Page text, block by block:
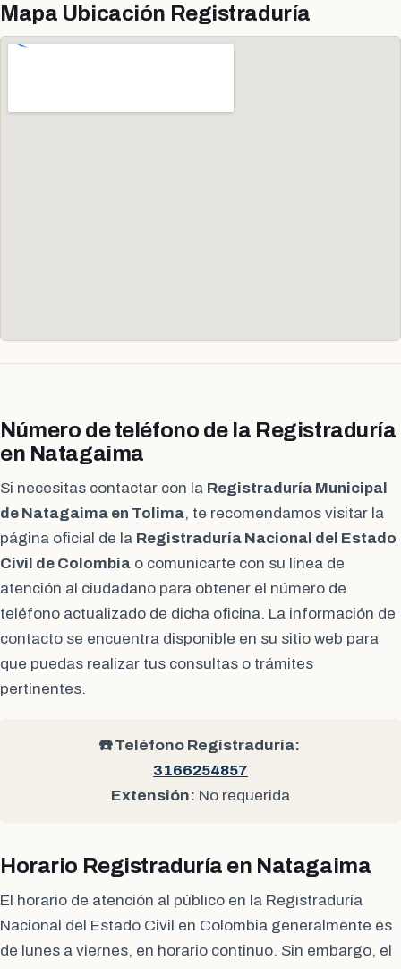
Mapa Ubicación Registraduría
Número de teléfono de la Registraduría
en Natagaima
Si necesitas contactar con la Registraduría Municipal
de Natagaima en Tolima, te recomendamos visitar la
página oficial de la Registraduría Nacional del Estado
Civil de Colombia o comunicarte con su línea de
atención al ciudadano para obtener el número de
teléfono actualizado de dicha oficina. La información de
contacto se encuentra disponible en su sitio web para
que puedas realizar tus consultas o trámites
pertinentes.
☎️ Teléfono Registraduría:
3166254857
Extensión: No requerida
Horario Registraduría en Natagaima
El horario de atención al público en la Registraduría
Nacional del Estado Civil en Colombia generalmente es
de lunes a viernes, en horario continuo. Sin embargo, el